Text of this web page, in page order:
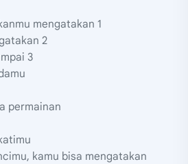
mengatakan 1
2
3
permainan
kamu bisa mengatakan